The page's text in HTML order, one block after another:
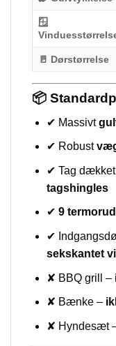
🪟
🚪 Dørstørrelse
📦
✔ Massivt
✔ Robust
✔ Tag
tagshingles
✔ 9
✔
sekskantet
✘ BBQ grill –
✘ Bænke –
✘ Hyndesæt